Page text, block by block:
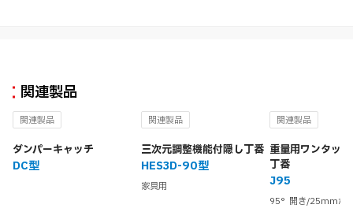
関連製品
関連製品
ダンパーキャッチ
DC型
関連製品
三次元調整機能付隠し丁番
HES3D-90型
家具用
関連製品
重量用ワンタッ
丁番
J95
95°開き/25mmか